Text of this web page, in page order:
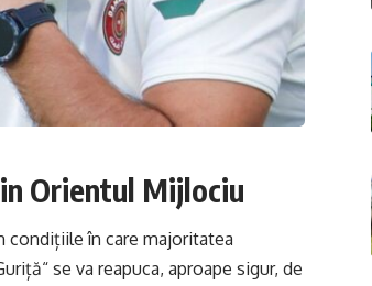
Orientul Mijlociu
condițiile în care majoritatea
se va reapuca, aproape sigur, de